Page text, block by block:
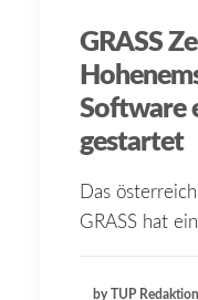
GRASS
Software
gestartet
Das
GRASS hat
by TUP Redaktion